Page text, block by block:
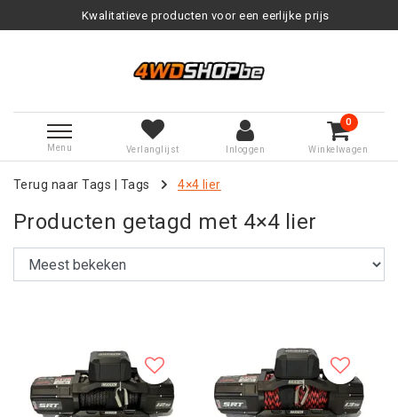
Kwalitatieve producten voor een eerlijke prijs
Menu Verlanglijst Inloggen
0
Winkelwagen
Terug naar Tags Tags 4×4 lier
Producten getagd met 4×4 lier